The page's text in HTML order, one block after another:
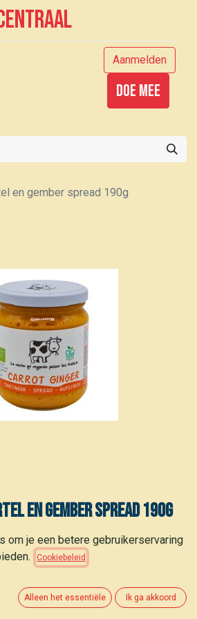
Aanmelden
Doe mee
en gember spread 190g
en gember spread 190g
om je een betere gebruikerservaring
Cookiebeleid
Alleen het essentiële Ik ga akkoord